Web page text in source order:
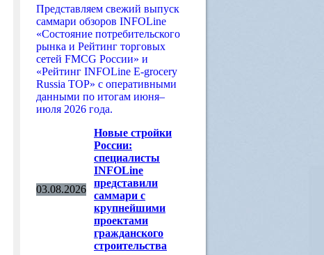
Представляем свежий выпуск
саммари обзоров INFOLine
«Состояние потребительского
рынка и Рейтинг торговых
сетей FMCG России» и
«Рейтинг INFOLine E-grocery
Russia TOP» с оперативными
данными по итогам июня–
июля 2026 года.
03.08.2026
Новые стройки
России:
специалисты
INFOLine
представили
саммари с
крупнейшими
проектами
гражданского
строительства